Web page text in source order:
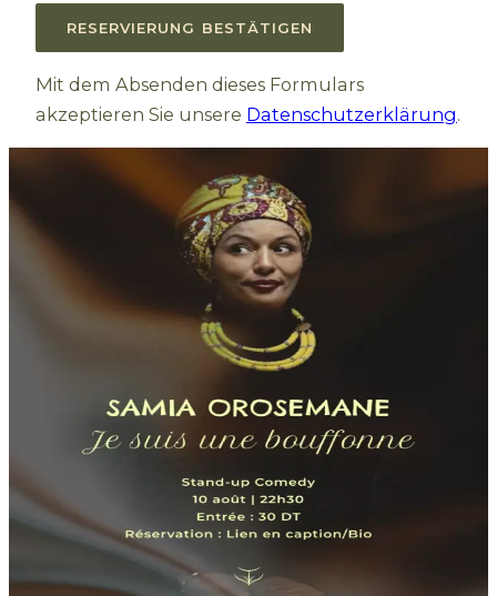
RESERVIERUNG BESTÄTIGEN
Mit dem Absenden dieses Formulars
akzeptieren Sie unsere Datenschutzerklärung.
Weitere bevorstehende
Veranstaltungen
10AUG
Samia Orosemane | Je suis une
La Pelouse